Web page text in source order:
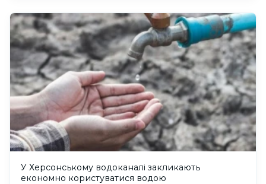
У Херсонському водоканалі закликають
економно користуватися водою